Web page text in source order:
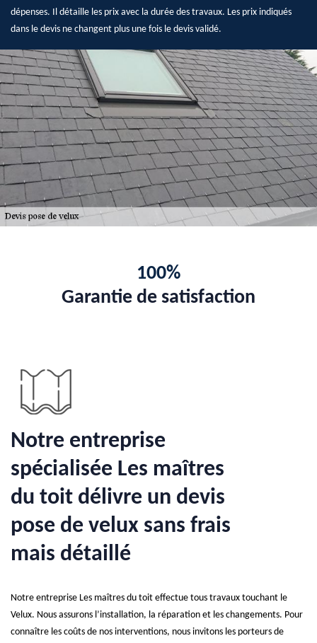
dépenses. Il détaille les prix avec la durée des travaux. Les prix indiqués
dans le devis ne changent plus une fois le devis validé.
100%
Garantie de satisfaction
Notre entreprise
spécialisée Les maîtres
du toit délivre un devis
pose de velux sans frais
mais détaillé
Notre entreprise Les maîtres du toit effectue tous travaux touchant le
Velux. Nous assurons l’installation, la réparation et les changements. Pour
connaître les coûts de nos interventions, nous invitons les porteurs de